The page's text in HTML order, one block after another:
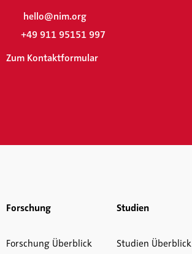
hello@nim.org
+49 911 95151 997
Zum Kontaktformular
Forschung
Forschung Überblick
Studien
Studien Überblick